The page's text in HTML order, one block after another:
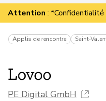
Attention : *Confidentialité
Applis de rencontre Saint-
Lovoo
PE Digital GmbH